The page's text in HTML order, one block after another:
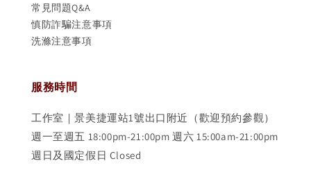
常見問題Q&A
慎防詐騙注意事項
洗滌注意事項
服務時間
工作室｜景美捷運站1號出口附近（歡迎預約參觀）
週一至週五 18:00pm-21:00pm 週六 15:00am-21:00pm
週日及國定假日 Closed